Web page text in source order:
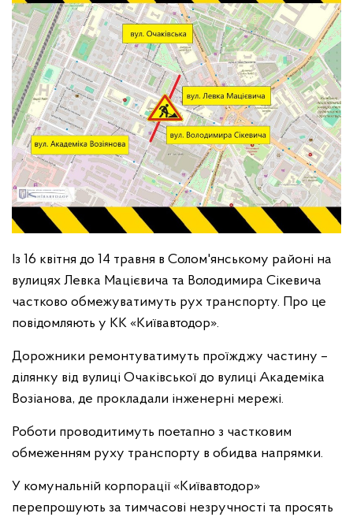
Із 16 квітня до 14 травня в Солом'янському районі на
вулицях Левка Мацієвича та Володимира Сікевича
частково обмежуватимуть рух транспорту. Про це
повідомляють у КК «Київавтодор».
Дорожники ремонтуватимуть проїжджу частину –
ділянку від вулиці Очаківської до вулиці Академіка
Возіанова, де прокладали інженерні мережі.
Роботи проводитимуть поетапно з частковим
обмеженням руху транспорту в обидва напрямки.
У комунальній корпорації «Київавтодор»
перепрошують за тимчасові незручності та просять